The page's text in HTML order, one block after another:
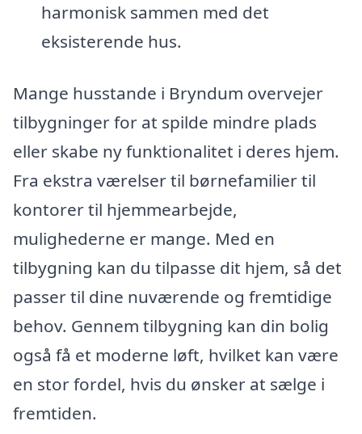
harmonisk sammen med det
eksisterende hus.
Mange husstande i Bryndum overvejer
tilbygninger for at spilde mindre plads
eller skabe ny funktionalitet i deres hjem.
Fra ekstra værelser til børnefamilier til
kontorer til hjemmearbejde,
mulighederne er mange. Med en
tilbygning kan du tilpasse dit hjem, så det
passer til dine nuværende og fremtidige
behov. Gennem tilbygning kan din bolig
også få et moderne løft, hvilket kan være
en stor fordel, hvis du ønsker at sælge i
fremtiden.